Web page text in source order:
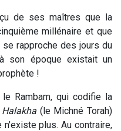
de ses maîtres que la
millénaire et que
rapproche des jours du
son époque existait un
!
Rambam, qui codifie la
Halakha(le Michné Torah)
plus. Au contraire,